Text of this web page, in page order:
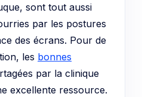
sont tout aussi
par les postures
des écrans. Pour de
les bonnes
par la clinique
excellente ressource.